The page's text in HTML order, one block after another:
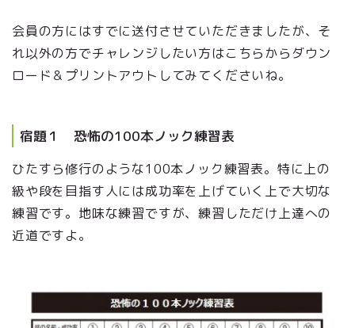
会員の方にはすでに送付させていただきましたが、そ
れ以外の方でチャレンジしたい方はこちらからダウン
ロード＆プリントアウトしてみてくださいね。
宿題１ 恐怖の100本ノック練習表
ひたすら修行のような100本ノック練習表。特に上の
級や段を目指す人には成功率を上げていく上で大切な
練習です。地味な練習ですが、練習しただけ上達への
近道ですよ。